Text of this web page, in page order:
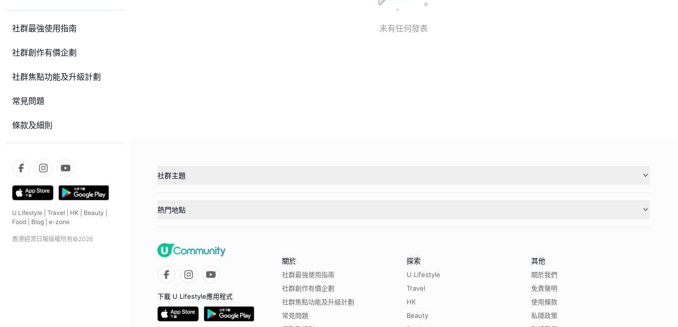
社群最強使用指南
社群創作有價企劃
社群焦點功能及升級計劃
常見問題
條款及細則
U Lifestyle Travel HK Beauty
Food
Blog e-zone
香港經濟日報版權所有©2026
未有任何發表
社群主題
熱門地點
下載 U Lifestyle應用程式
關於
社群最強使用指南
社群創作有價企劃
社群焦點功能及升級計劃
常見問題
探索
U Lifestyle
Travel
HK
Beauty
其他
關於我們
免責聲明
使用條款
私隱政策